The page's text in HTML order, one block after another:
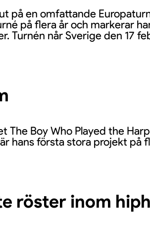
på en omfattande
på flera år och markerar
Turnén når Sverige den 17
The Boy Who Played the
hans första stora projekt på
röster inom